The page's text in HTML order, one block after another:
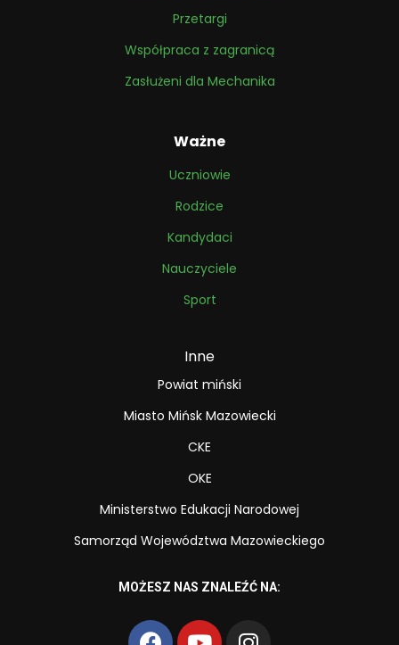
Przetargi
Współpraca z zagranicą
Zasłużeni dla Mechanika
Ważne
Uczniowie
Rodzice
Kandydaci
Nauczyciele
Sport
Inne
Powiat miński
Miasto Mińsk Mazowiecki
CKE
OKE
Ministerstwo Edukacji Narodowej
Samorząd Województwa Mazowieckiego
MOŻESZ NAS ZNALEŹĆ NA: